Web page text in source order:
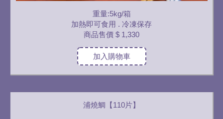
重量:5kg/箱
加熱即可食用 . 冷凍保存
商品售價 $ 1,330
加入購物車
浦燒鯛【110片】